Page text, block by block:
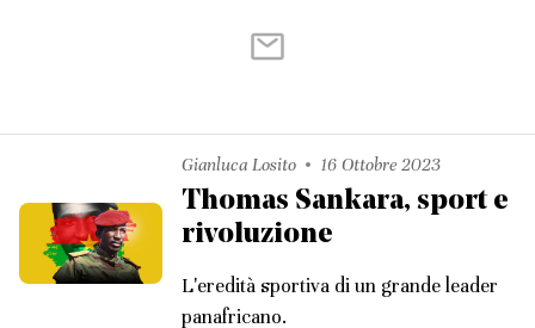
Gianluca Losito 16 Ottobre 2023
Thomas Sankara, sport e
rivoluzione
L'eredità sportiva di un grande leader
panafricano.